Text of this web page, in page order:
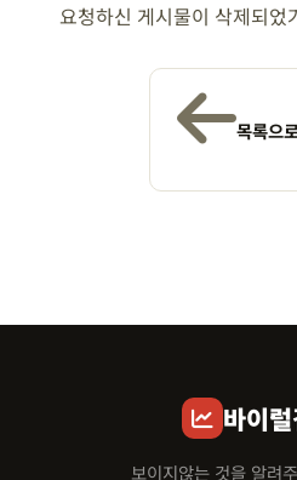
요청하신 게시물이 삭제되었
목록으
바이
보이지않는 것을 알려